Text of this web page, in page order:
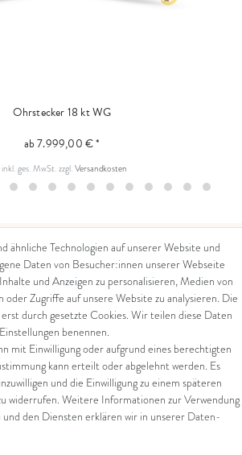
Ohrstecker 18 kt WG
ab 7.999,00 € *
inkl. ges. MwSt.zzgl.Versandkosten
Rechtliches
AGB
Impressum
Datenschutz
Widerrufsrecht
Zahlung und Versand
Widerrufsformular
ähnliche Technologien auf unserer Website und
Daten von Besucher:innen unserer Webseite
und Anzeigen zu personalisieren, Medien von
Zugriffe auf unsere Website zu analysieren. Die
durch gesetzte Cookies. Wir teilen diese Daten
benennen.
mit Einwilligung oder aufgrund eines berechtigten
kann erteilt oder abgelehnt werden. Es
und die Einwilligung zu einem späteren
widerrufen. Weitere Informationen zur Verwendung
den Diensten erklären wir in unserer Daten­